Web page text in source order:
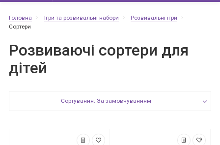
Головна Ігри та розвивальні набори
Розвивальні ігри
Сортери
Розвиваючі сортери для
дітей
Сортування: За замовчуванням